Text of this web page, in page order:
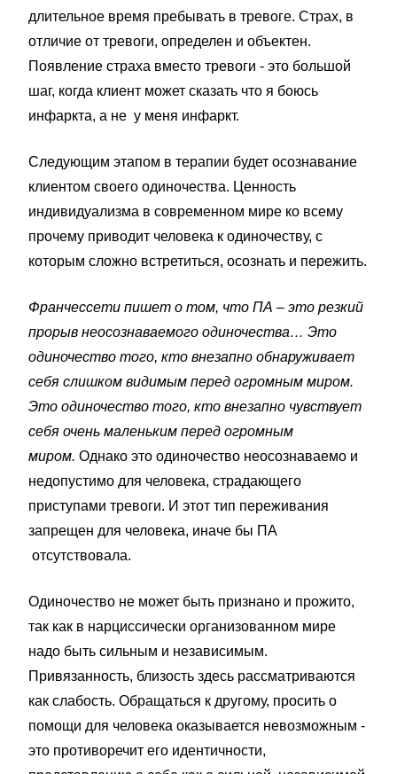
длительное время пребывать в тревоге. Страх, в
отличие от тревоги, определен и объектен.
Появление страха вместо тревоги - это большой
шаг, когда клиент может сказать что я боюсь
инфаркта, а не у меня инфаркт.
Следующим этапом в терапии будет осознавание
клиентом своего одиночества. Ценность
индивидуализма в современном мире ко всему
прочему приводит человека к одиночеству, с
которым сложно встретиться, осознать и пережить.
Франчессети пишет о том, что ПА – это резкий
прорыв неосознаваемого одиночества… Это
одиночество того, кто внезапно обнаруживает
себя слишком видимым перед огромным миром.
Это одиночество того, кто внезапно чувствует
себя очень маленьким перед огромным
миром. Однако это одиночество неосознаваемо и
недопустимо для человека, страдающего
приступами тревоги. И этот тип переживания
запрещен для человека, иначе бы ПА
отсутствовала.
Одиночество не может быть признано и прожито,
так как в нарциссически организованном мире
надо быть сильным и независимым.
Привязанность, близость здесь рассматриваются
как слабость. Обращаться к другому, просить о
помощи для человека оказывается невозможным -
это противоречит его идентичности,